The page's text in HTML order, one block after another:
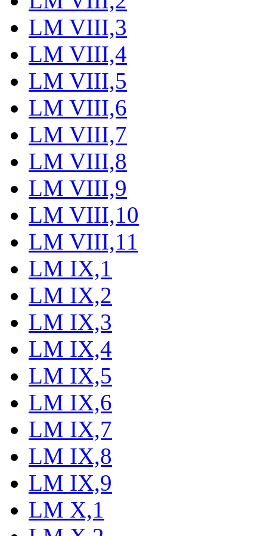
LM VIII,3
LM VIII,4
LM VIII,5
LM VIII,6
LM VIII,7
LM VIII,8
LM VIII,9
LM VIII,10
LM VIII,11
LM IX,1
LM IX,2
LM IX,3
LM IX,4
LM IX,5
LM IX,6
LM IX,7
LM IX,8
LM IX,9
LM X,1